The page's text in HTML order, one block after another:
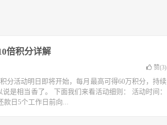
倍积分详解
赞(3)
分活动明日即将开始，每月最高可得60万积分，持续
是相当香了。 下面我们来看活动细则： 活动时间：
款日5个工作日前向...